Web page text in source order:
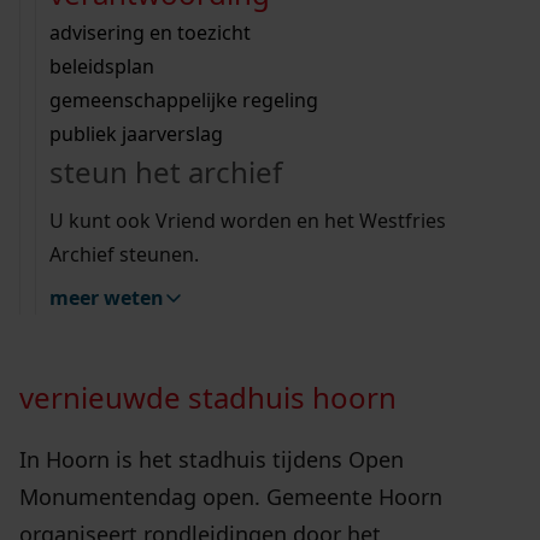
bouwvergunningen
omgevingsvergunningen
vergunningen
beeld en geluid
uitleg nodig?
Wij helpen u op weg met een aantal zoektips.
bekijk alle zoektips
Wij helpen u op weg met een aantal zoektips.
bekijk alle zoektips
bekijk ons geschiedenislokaal
advisering en toezicht
beleidsplan
gemeenschappelijke regeling
publiek jaarverslag
steun het archief
U kunt ook Vriend worden en het Westfries
Archief steunen.
meer weten
Op zaterdag 14 en zondag 15 december 2024 is
het weer Open Monumentendag. Ook in
Westfriesland openen tientallen monumenten
vernieuwde stadhuis hoorn
In Hoorn is het stadhuis tijdens Open
Monumentendag open. Gemeente Hoorn